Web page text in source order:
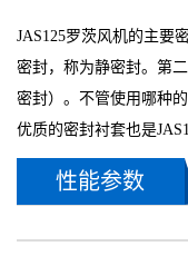
JAS125罗茨风机的主要
密封，称为静密封。第
密封）。不管使用哪种
优质的密封衬套也是
性能参数